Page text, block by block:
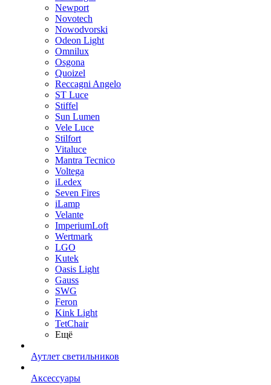
Newport
Novotech
Nowodvorski
Odeon Light
Omnilux
Osgona
Quoizel
Reccagni Angelo
ST Luce
Stiffel
Sun Lumen
Vele Luce
Stilfort
Vitaluce
Mantra Tecnico
Voltega
iLedex
Seven Fires
iLamp
Velante
ImperiumLoft
Wertmark
LGO
Kutek
Oasis Light
Gauss
SWG
Feron
Kink Light
TetСhair
Ещё
Аутлет светильников
Аксессуары